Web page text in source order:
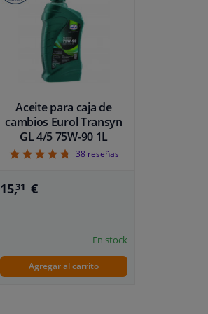
Aceite para caja de
cambios Eurol Transyn
GL 4/5 75W-90 1L
4.79
38reseñas
15,31 €
En stock
Agregar al carrito